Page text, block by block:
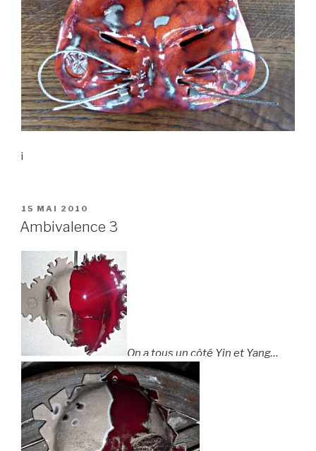
i
PUBLIÉ
LE
15 MAI 2010
Ambivalence 3
On a tous un côté Yin et Yang…